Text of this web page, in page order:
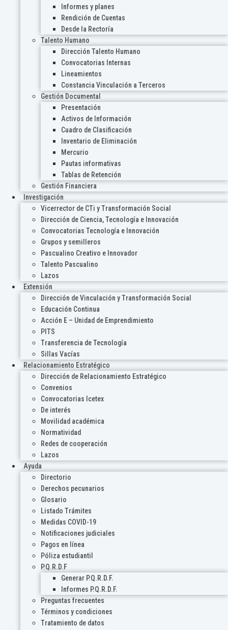
Informes y planes
Rendición de Cuentas
Desde la Rectoría
Talento Humano
Dirección Talento Humano
Convocatorias Internas
Lineamientos
Constancia Vinculación a Terceros
Gestión Documental
Presentación
Activos de Información
Cuadro de Clasificación
Inventario de Eliminación
Mercurio
Pautas informativas
Tablas de Retención
Gestión Financiera
Investigación
Vicerrector de CTi y Transformación Social
Dirección de Ciencia, Tecnología e Innovación
Convocatorias Tecnología e Innovación
Grupos y semilleros
Pascualino Creativo e Innovador
Talento Pascualino
Lazos
Extensión
Dirección de Vinculación y Transformación Social
Educación Continua
Acción E – Unidad de Emprendimiento
PITS
Transferencia de Tecnología
Sillas Vacías
Relacionamiento Estratégico
Dirección de Relacionamiento Estratégico
Convenios
Convocatorias Icetex
De interés
Movilidad académica
Normatividad
Redes de cooperación
Lazos
Ayuda
Directorio
Derechos pecunarios
Glosario
Listado Trámites
Medidas COVID-19
Notificaciones judiciales
Pagos en línea
Póliza estudiantil
P.Q.R.D.F
Generar P.Q.R.D.F.
Informes P.Q.R.D.F.
Preguntas frecuentes
Términos y condiciones
Tratamiento de datos